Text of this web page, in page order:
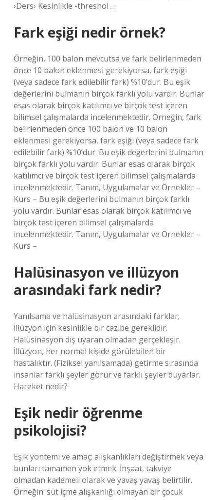
›Ders› Kesinlikle -threshol …
Fark eşiği nedir örnek?
Örneğin, 100 balon mevcutsa ve fark belirlenmeden
önce 10 balon eklenmesi gerekiyorsa, fark eşiği
(veya sadece fark edilebilir fark) %10’dur. Bu eşik
değerlerini bulmanın birçok farklı yolu vardır. Bunlar
esas olarak birçok katılımcı ve birçok test içeren
bilimsel çalışmalarda incelenmektedir. Örneğin, fark
belirlenmeden önce 100 balon ve 10 balon
eklenmesi gerekiyorsa, fark eşiği (veya sadece fark
edilebilir fark) %10’dur. Bu eşik değerlerini bulmanın
birçok farklı yolu vardır. Bunlar esas olarak birçok
katılımcı ve birçok test içeren bilimsel çalışmalarda
incelenmektedir. Tanım, Uygulamalar ve Örnekler –
Kurs – Bu eşik değerlerini bulmanın birçok farklı
yolu vardır. Bunlar esas olarak birçok katılımcı ve
birçok test içeren bilimsel çalışmalarda
incelenmektedir. Tanım, Uygulamalar ve Örnekler –
Kurs –
Halüsinasyon ve illüzyon
arasındaki fark nedir?
Yanılsama ve halüsinasyon arasındaki farklar;
İllüzyon için kesinlikle bir cazibe gereklidir.
Halüsinasyon dış uyaran olmadan gerçekleşir.
İllüzyon, her normal kişide görülebilen bir
hastalıktır. (Fiziksel yanılsamada) getirme sırasında
insanlar farklı şeyler görür ve farklı şeyler duyarlar.
Hareket nedir?
Eşik nedir öğrenme
psikolojisi?
Eşik yöntemi ve amaç: alışkanlıkları değiştirmek veya
bunları tamamen yok etmek. İnşaat, takviye
olmadan kademeli olarak ve yavaş yavaş belirtilir.
Örneğin: süt içme alışkanlığı olmayan bir çocuk